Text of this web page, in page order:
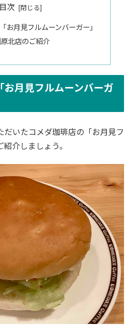
目次
お月見フルムーンバーガー」
北店のご紹介
お月見フルムーンバーガ
だいたコメダ珈琲店の「お月見フ
介しましょう。